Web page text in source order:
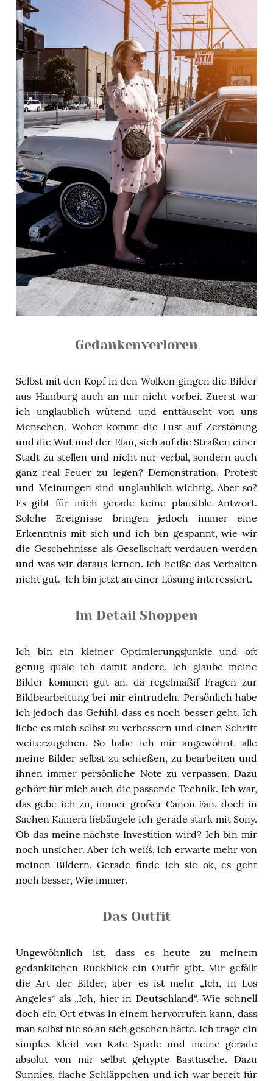
Gedankenverloren
Selbst mit den Kopf in den Wolken gingen die Bilder
aus Hamburg auch an mir nicht vorbei. Zuerst war
ich unglaublich wütend und enttäuscht von uns
Menschen. Woher kommt die Lust auf Zerstörung
und die Wut und der Elan, sich auf die Straßen einer
Stadt zu stellen und nicht nur verbal, sondern auch
ganz real Feuer zu legen? Demonstration, Protest
und Meinungen sind unglaublich wichtig. Aber so?
Es gibt für mich gerade keine plausible Antwort.
Solche Ereignisse bringen jedoch immer eine
Erkenntnis mit sich und ich bin gespannt, wie wir
die Geschehnisse als Gesellschaft verdauen werden
und was wir daraus lernen. Ich heiße das Verhalten
nicht gut. Ich bin jetzt an einer Lösung interessiert.
Im Detail Shoppen
Ich bin ein kleiner Optimierungsjunkie und oft
genug quäle ich damit andere. Ich glaube meine
Bilder kommen gut an, da regelmäßif Fragen zur
Bildbearbeitung bei mir eintrudeln. Persönlich habe
ich jedoch das Gefühl, dass es noch besser geht. Ich
liebe es mich selbst zu verbessern und einen Schritt
weiterzugehen. So habe ich mir angewöhnt, alle
meine Bilder selbst zu schießen, zu bearbeiten und
ihnen immer persönliche Note zu verpassen. Dazu
gehört für mich auch die passende Technik. Ich war,
das gebe ich zu, immer großer Canon Fan, doch in
Sachen Kamera liebäugele ich gerade stark mit Sony.
Ob das meine nächste Investition wird? Ich bin mir
noch unsicher. Aber ich weiß, ich erwarte mehr von
meinen Bildern. Gerade finde ich sie ok, es geht
noch besser, Wie immer.
Das Outfit
Ungewöhnlich ist, dass es heute zu meinem
gedanklichen Rückblick ein Outfit gibt. Mir gefällt
die Art der Bilder, aber es ist mehr „Ich, in Los
Angeles“ als „Ich, hier in Deutschland“. Wie schnell
doch ein Ort etwas in einem hervorrufen kann, dass
man selbst nie so an sich gesehen hätte. Ich trage ein
simples Kleid von Kate Spade und meine gerade
absolut von mir selbst gehypte Basttasche. Dazu
Sunnies, flache Schläppchen und ich war bereit für